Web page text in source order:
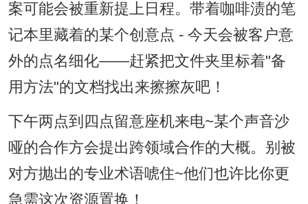
案可能会被重新提上日程。带着咖啡渍的笔
记本里藏着的某个创意点 - 今天会被客户意
外的点名细化——赶紧把文件夹里标着"备
用方法"的文档找出来擦擦灰吧！
下午两点到四点留意座机来电~某个声音沙
哑的合作方会提出跨领域合作的大概。别被
对方抛出的专业术语唬住~他们也许比你更
急需这次资源置换！